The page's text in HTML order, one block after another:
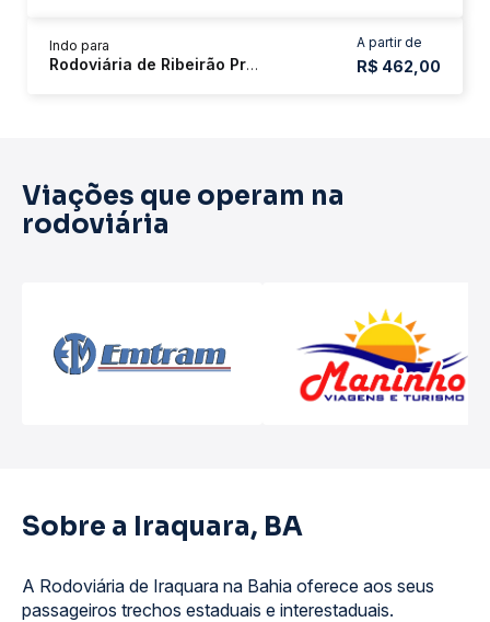
A partir de
R$ 462,00
Indo para
Rodoviária de Ribeirão Preto
Viações que operam na
rodoviária
Sobre a Iraquara, BA
A Rodoviária de Iraquara na Bahia oferece aos seus
passageiros trechos estaduais e interestaduais.